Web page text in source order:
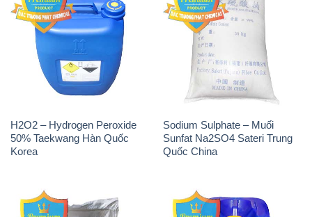
H2O2 – Hydrogen Peroxide
50% Taekwang Hàn Quốc
Korea
Sodium Sulphate – Muối
Sunfat Na2SO4 Sateri Trung
Quốc China